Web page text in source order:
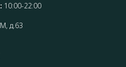
10:00-22:00
д.63